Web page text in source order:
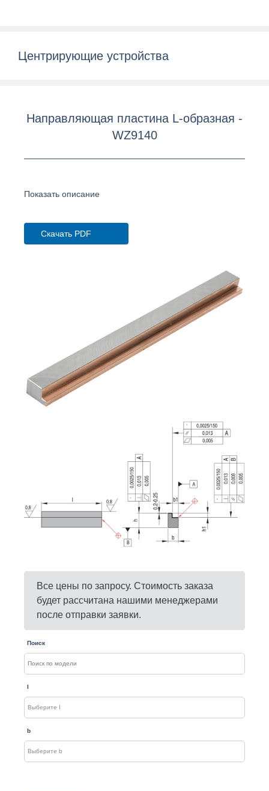
Центрирующие устройства
Направляющая пластина L-образная -
WZ9140
Показать описание
Скачать PDF
Все цены по запросу. Стоимость заказа
будет рассчитана нашими менеджерами
после отправки заявки.
Поиск
I
b